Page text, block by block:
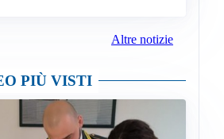
Altre notizie
PIÙ VISTI